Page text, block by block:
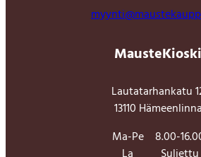
MausteKioski
Lautatarhankatu
13110 Hämeenlinna
Ma-Pe
8.00-